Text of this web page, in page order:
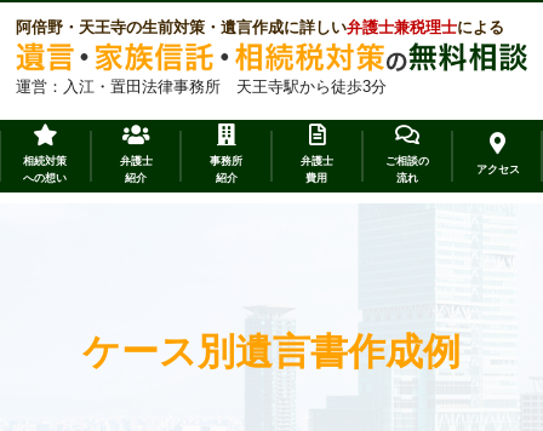
阿倍野・天王寺の生前対策・遺言作成に詳しい弁護士兼税理士による
運営：入江・置田法律事務所 天王寺駅から徒歩3分
相続対策
への想い
弁護士
紹介
事務所
紹介
弁護士
費用
ご相談の
流れ
アクセス
ケース別遺言書作成例